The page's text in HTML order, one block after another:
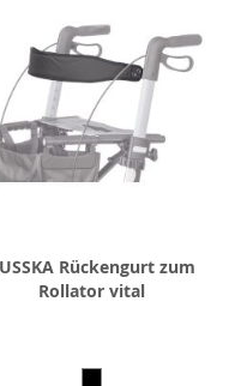
Rückengurt zum
Rollator vital